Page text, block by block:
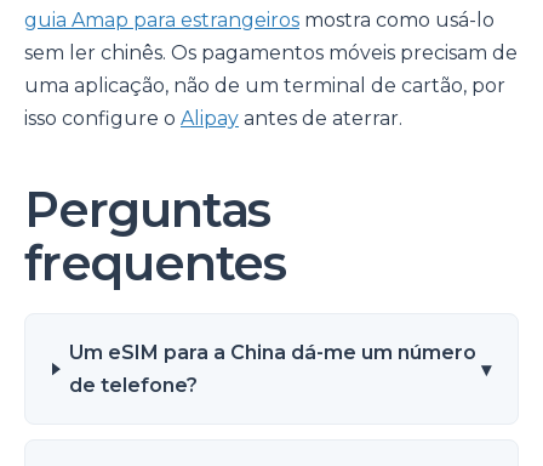
guia Amap para estrangeiros mostra como usá-lo
sem ler chinês. Os pagamentos móveis precisam de
uma aplicação, não de um terminal de cartão, por
isso configure o Alipay antes de aterrar.
Perguntas
frequentes
Um eSIM para a China dá-me um número
de telefone?
▾